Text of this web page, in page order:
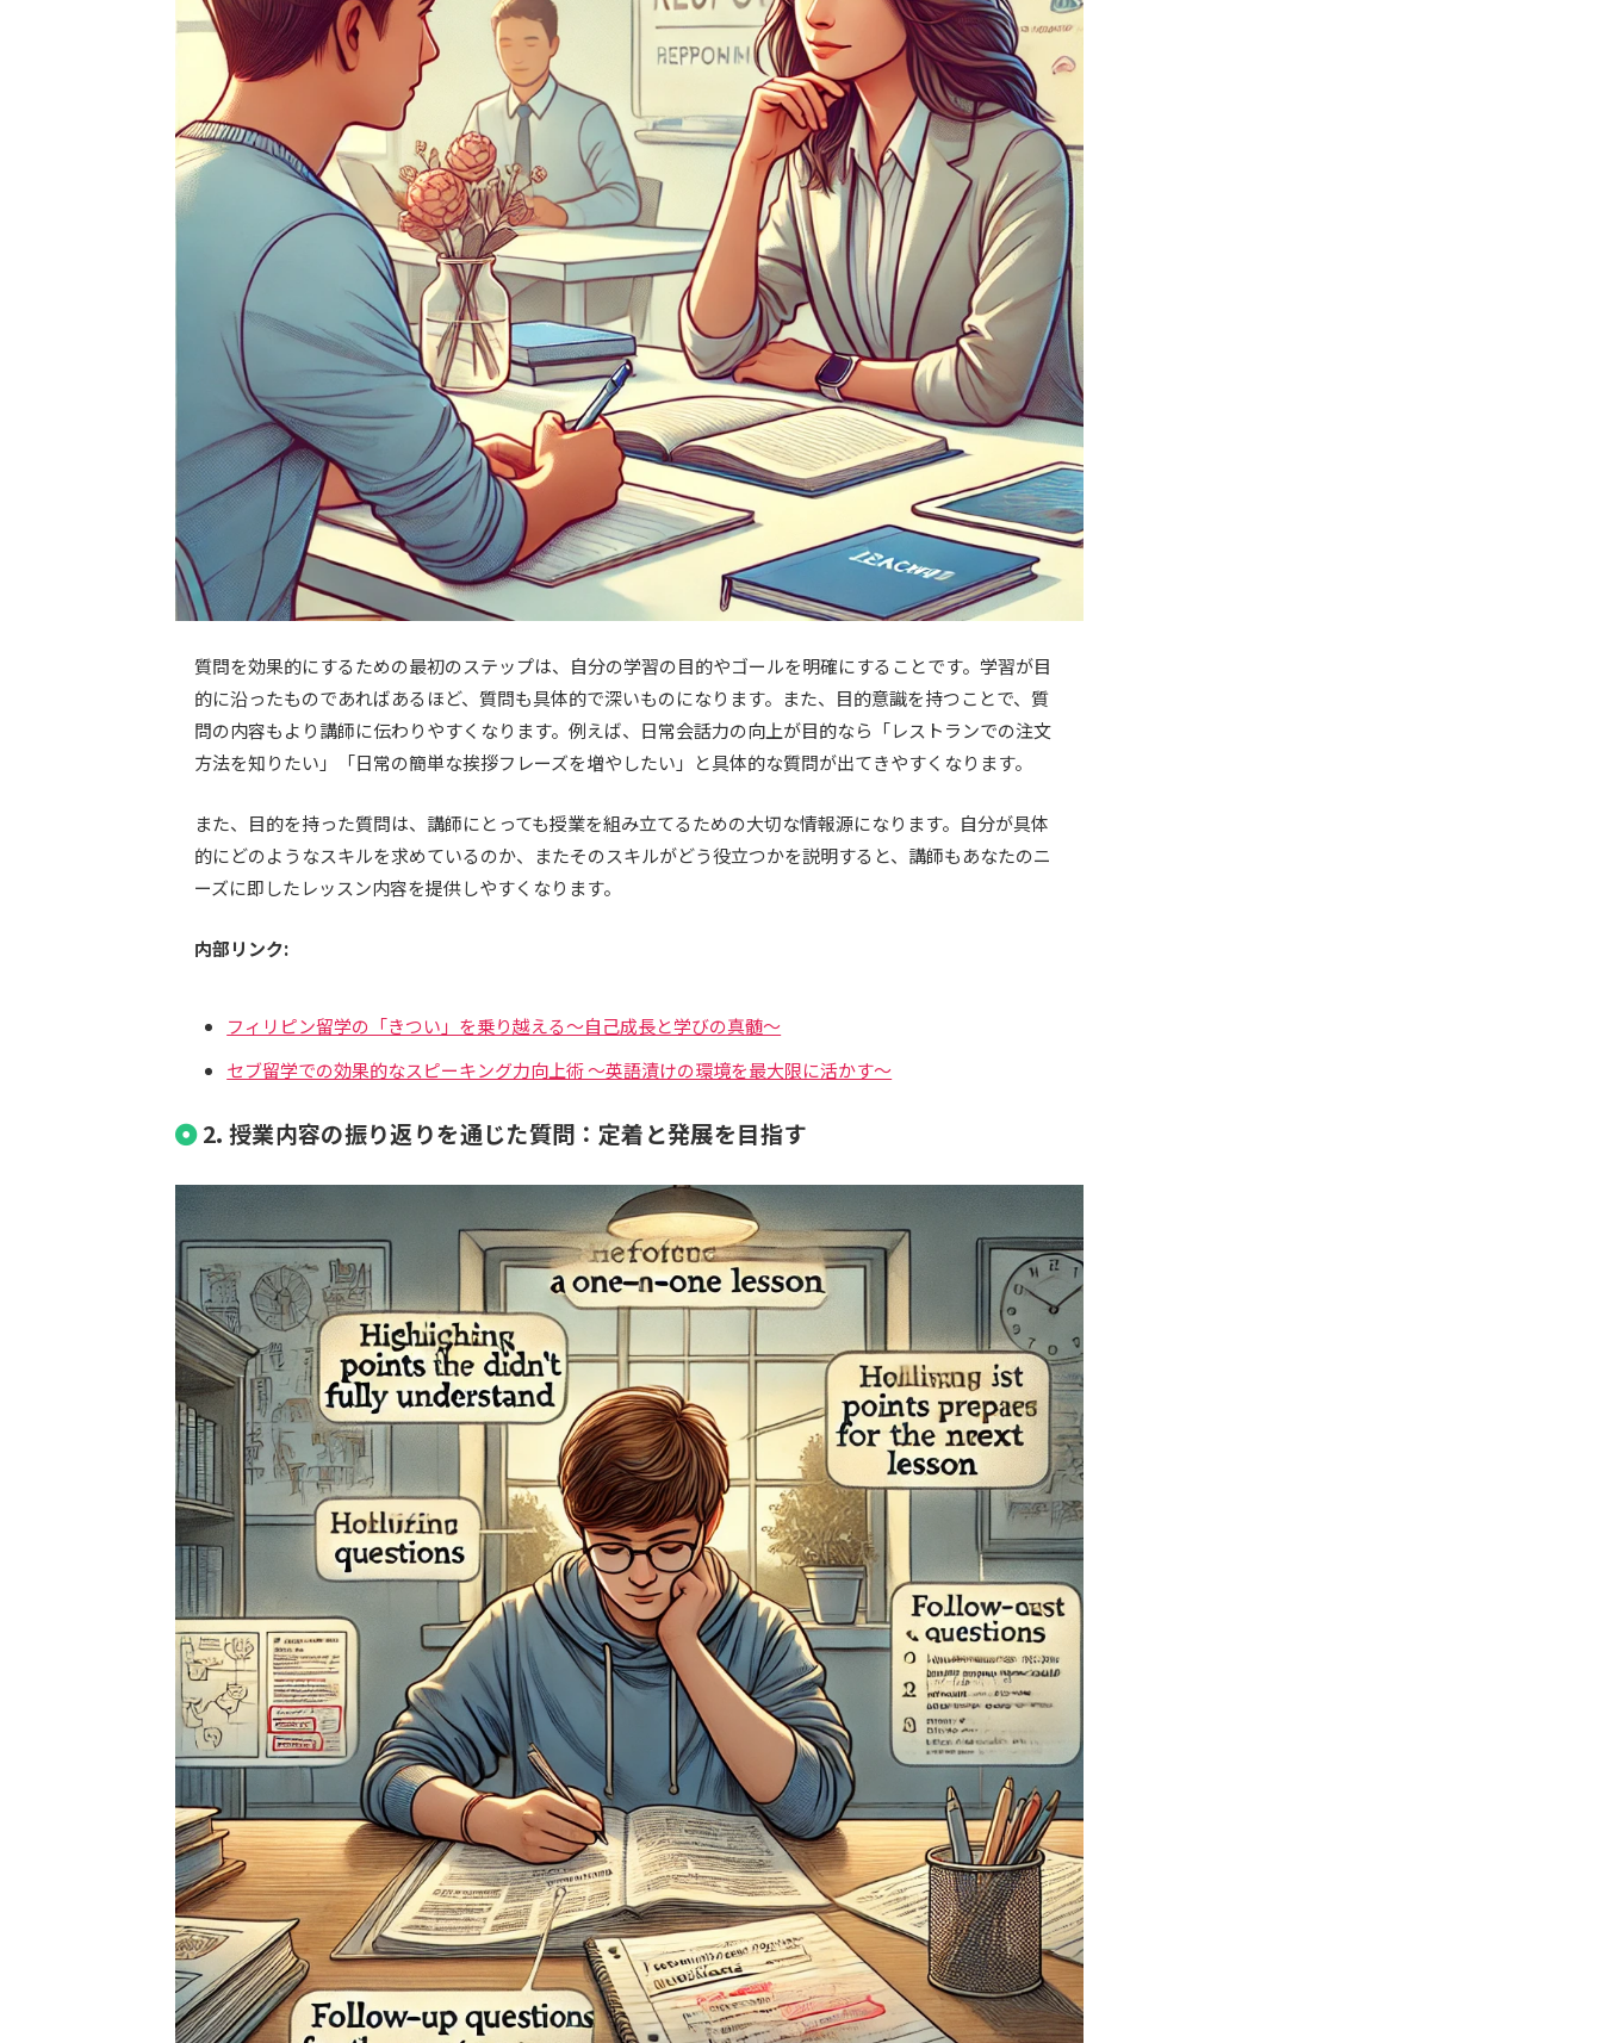
質問を効果的にするための最初のステップは、自分の学習の目的やゴールを明確にすることです。学習が目
的に沿ったものであればあるほど、質問も具体的で深いものになります。また、目的意識を持つことで、質
問の内容もより講師に伝わりやすくなります。例えば、日常会話力の向上が目的なら「レストランでの注文
方法を知りたい」「日常の簡単な挨拶フレーズを増やしたい」と具体的な質問が出てきやすくなります。
また、目的を持った質問は、講師にとっても授業を組み立てるための大切な情報源になります。自分が具体
的にどのようなスキルを求めているのか、またそのスキルがどう役立つかを説明すると、講師もあなたのニ
ーズに即したレッスン内容を提供しやすくなります。
内部リンク:
フィリピン留学の「きつい」を乗り越える～自己成長と学びの真髄～
セブ留学での効果的なスピーキング力向上術 ～英語漬けの環境を最大限に活かす～
2. 授業内容の振り返りを通じた質問：定着と発展を目指す